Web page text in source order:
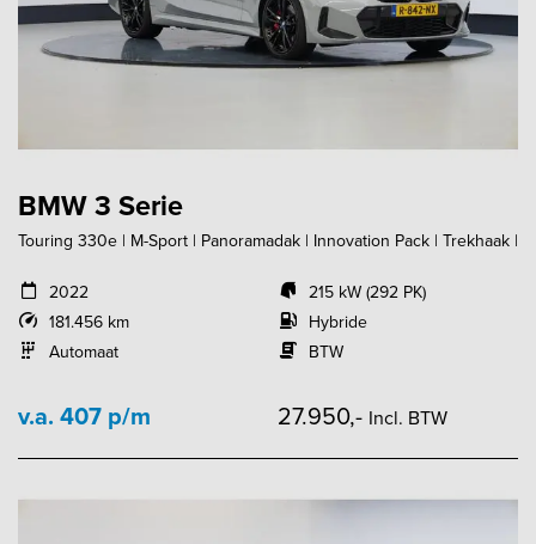
BMW 3 Serie
Touring 330e | M-Sport | Panoramadak | Innovation Pack | Trekhaak |
2022
181.456 km
Automaat
215 kW (292 PK)
Hybride
BTW
v.a. 407 p/m 27.950,- Incl. BTW